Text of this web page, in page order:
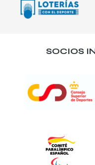
SOCIOS